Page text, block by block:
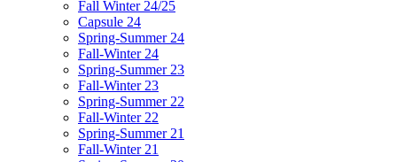
Fall Winter 24/25
Capsule 24
Spring-Summer 24
Fall-Winter 24
Spring-Summer 23
Fall-Winter 23
Spring-Summer 22
Fall-Winter 22
Spring-Summer 21
Fall-Winter 21